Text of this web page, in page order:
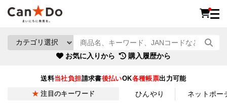
お気に入りから 購入履歴から
送料当社負担請求書後払いOK各種帳票出力可能
注目のキーワード ひんやり ネットポー